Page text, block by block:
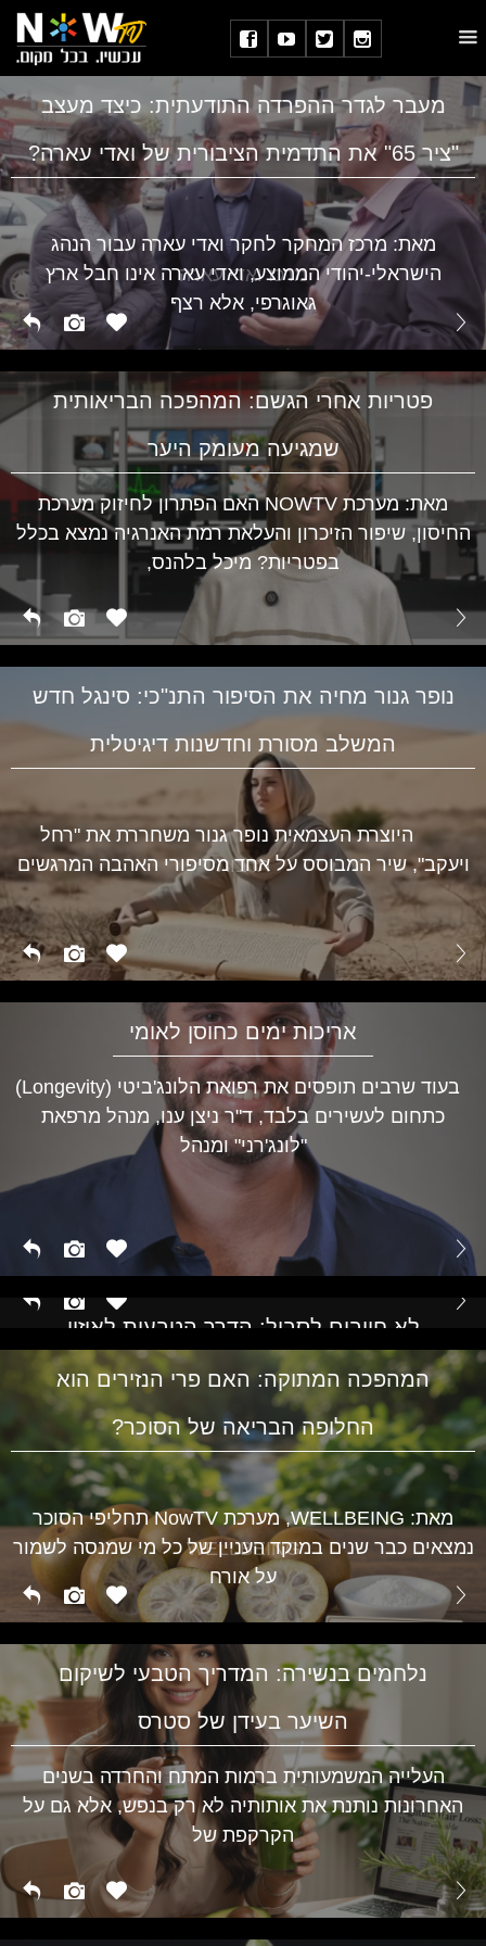
מעבר לגדר ההפרדה התודעתית: כיצד מעצב
"ציר 65" את התדמית הציבורית של ואדי עארה?
מרכז ואדי עארה
מאת: מרכז המחקר לחקר ואדי עארה עבור הנהג
הישראלי-יהודי הממוצע, ואדי עארה אינו חבל ארץ
גאוגרפי, אלא רצף
פטריות אחרי הגשם: המהפכה הבריאותית
שמגיעה מעומק היער
מאת: מערכת NOWTV האם הפתרון לחיזוק מערכת
החיסון, שיפור הזיכרון והעלאת רמת האנרגיה נמצא בכלל
בפטריות? מיכל בלהנס,
נופר גנור מחיה את הסיפור התנ"כי: סינגל חדש
המשלב מסורת וחדשנות דיגיטלית
תרבות
היוצרת העצמאית נופר גנור משחררת את "רחל
ויעקב", שיר המבוסס על אחד מסיפורי האהבה המרגשים
אריכות ימים כחוסן לאומי
בעוד שרבים תופסים את רפואת הלונג'ביטי (Longevity)
כתחום לעשירים בלבד, ד"ר ניצן ענו, מנהל מרפאת
"לונג'רני" ומנהל
לא חייבים לסבול: הדרך הטבעית לאיזון
הורמונלי בכל גיל
WELLBEING
מגלי חום בגיל המעבר ועד לתסמיני PMS אצל נערות –
השינויים ההורמונליים משפיעים על מצב הרוח, השינה
המהפכה המתוקה: האם פרי הנזירים הוא
החלופה הבריאה של הסוכר?
WELLBEING
מאת: WELLBEING, מערכת NowTV תחליפי הסוכר
נמצאים כבר שנים במוקד העניין של כל מי שמנסה לשמור
על אורח
נלחמים בנשירה: המדריך הטבעי לשיקום
השיער בעידן של סטרס
העלייה המשמעותית ברמות המתח והחרדה בשנים
האחרונות נותנת את אותותיה לא רק בנפש, אלא גם על
הקרקפת של